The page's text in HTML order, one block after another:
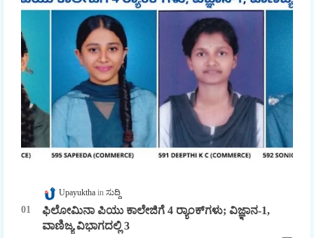
Upayuktha ಸುದ್ದಿ
ಫಿಲೋಮಿನಾ ಪಿಯು ಕಾಲೇಜಿಗೆ 4 ರ್‍ಯಾಂಕ್‌ಗಳು; ವಿಜ್ಞಾನ-1,
ವಾಣಿಜ್ಯ ವಿಭಾಗದಲ್ಲಿ 3